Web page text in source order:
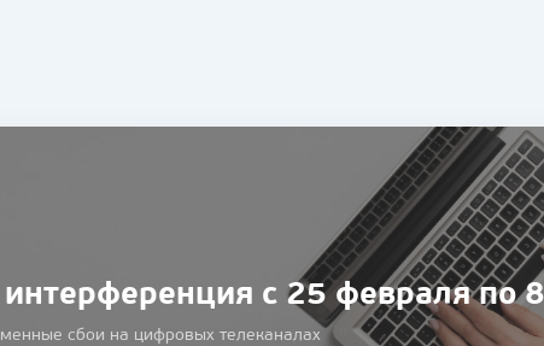
с 25 февраля по
сбои на цифровых телеканалах